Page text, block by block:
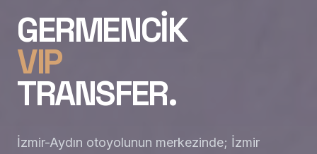
GERMENCIK
VIP
TRANSFER.
İzmir-Aydın otoyolunun merkezinde; İzmir